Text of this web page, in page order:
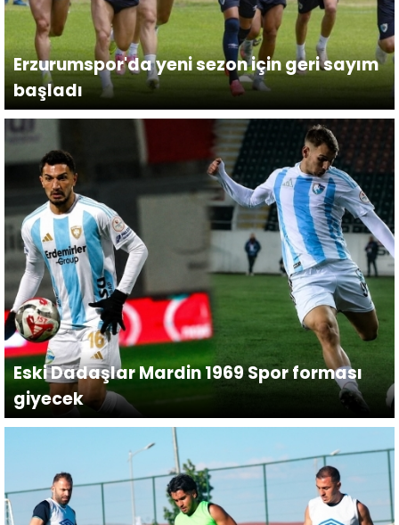
Erzurumspor'da yeni sezon için geri sayım
başladı
Eski Dadaşlar Mardin 1969 Spor forması
giyecek